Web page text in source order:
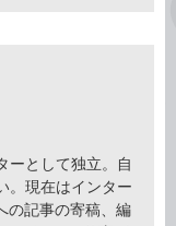
ーとして独立。自
。現在はインター
の記事の寄稿、編